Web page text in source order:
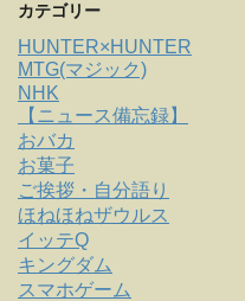
カテゴリー
HUNTER×HUNTER
MTG(マジック)
NHK
【ニュース備忘録】
おバカ
お菓子
ご挨拶・自分語り
ほねほねザウルス
イッテQ
キングダム
スマホゲーム